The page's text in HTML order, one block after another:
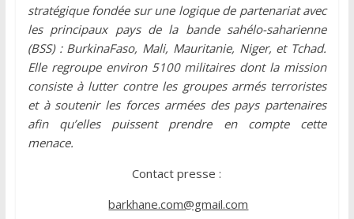
stratégique fondée sur une logique de partenariat avec
les principaux pays de la bande sahélo-saharienne
(BSS) : BurkinaFaso, Mali, Mauritanie, Niger, et Tchad.
Elle regroupe environ 5100 militaires dont la mission
consiste à lutter contre les groupes armés terroristes
et à soutenir les forces armées des pays partenaires
afin qu’elles puissent prendre en compte cette
menace.
Contact presse :
barkhane.com@gmail.com